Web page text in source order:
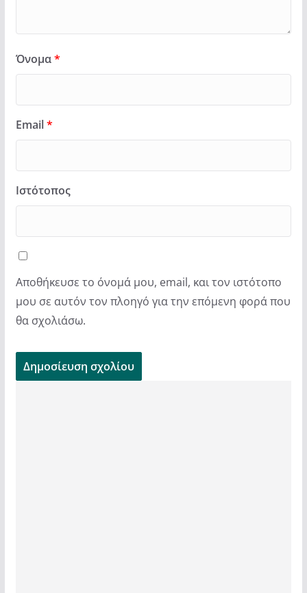
Όνομα*
Email*
Ιστότοπος
Αποθήκευσε το όνομά μου, email, και τον ιστότοπο
μου σε αυτόν τον πλοηγό για την επόμενη φορά που
θα σχολιάσω.